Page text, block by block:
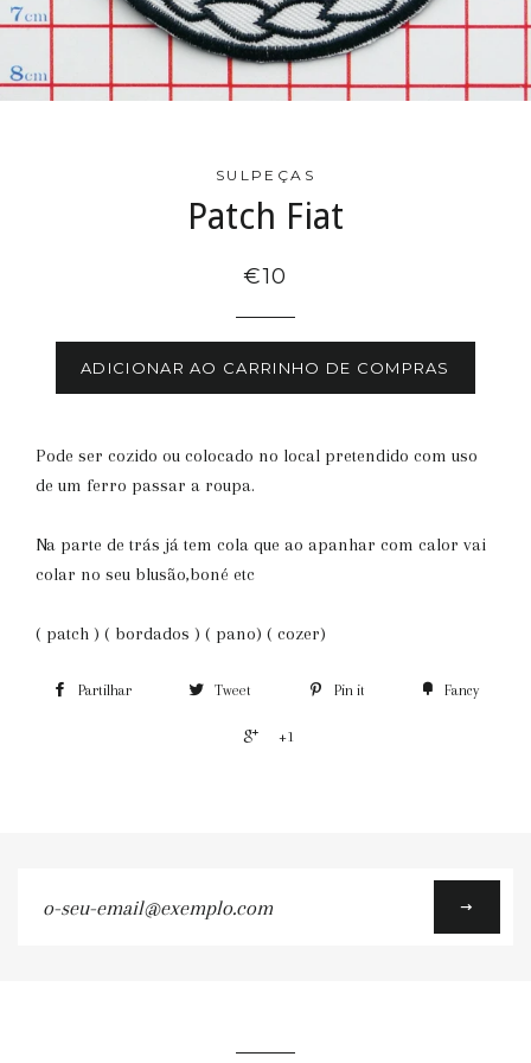
SULPEÇAS
Patch Fiat
€10
ADICIONAR AO CARRINHO DE COMPRAS
Pode ser cozido ou colocado no local pretendido com uso
de um ferro passar a roupa.
Na parte de trás já tem cola que ao apanhar com calor vai
colar no seu blusão,boné etc
( patch ) ( bordados ) ( pano) ( cozer)
Partilhar Tweet Pin it Fancy
+1